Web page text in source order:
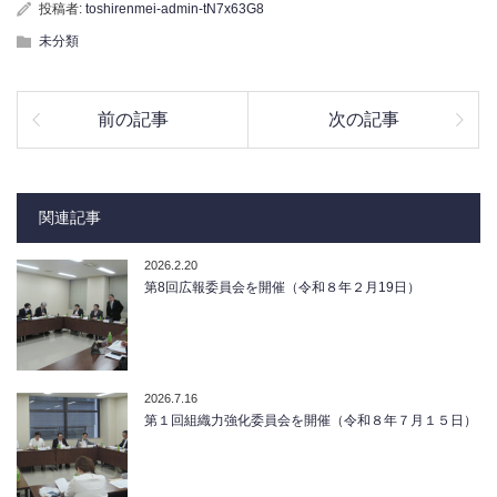
投稿者: toshirenmei-admin-tN7x63G8
未分類
前の記事 次の記事
関連記事
2026.2.20
第8回広報委員会を開催（令和８年２月19日）
2026.7.16
第１回組織力強化委員会を開催（令和８年７月１５日）